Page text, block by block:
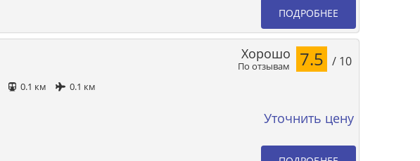
ПОДРОБНЕЕ
0.1 км 0.1 км
По отзывам
Хорошо 7.5 / 10
Уточнить цену